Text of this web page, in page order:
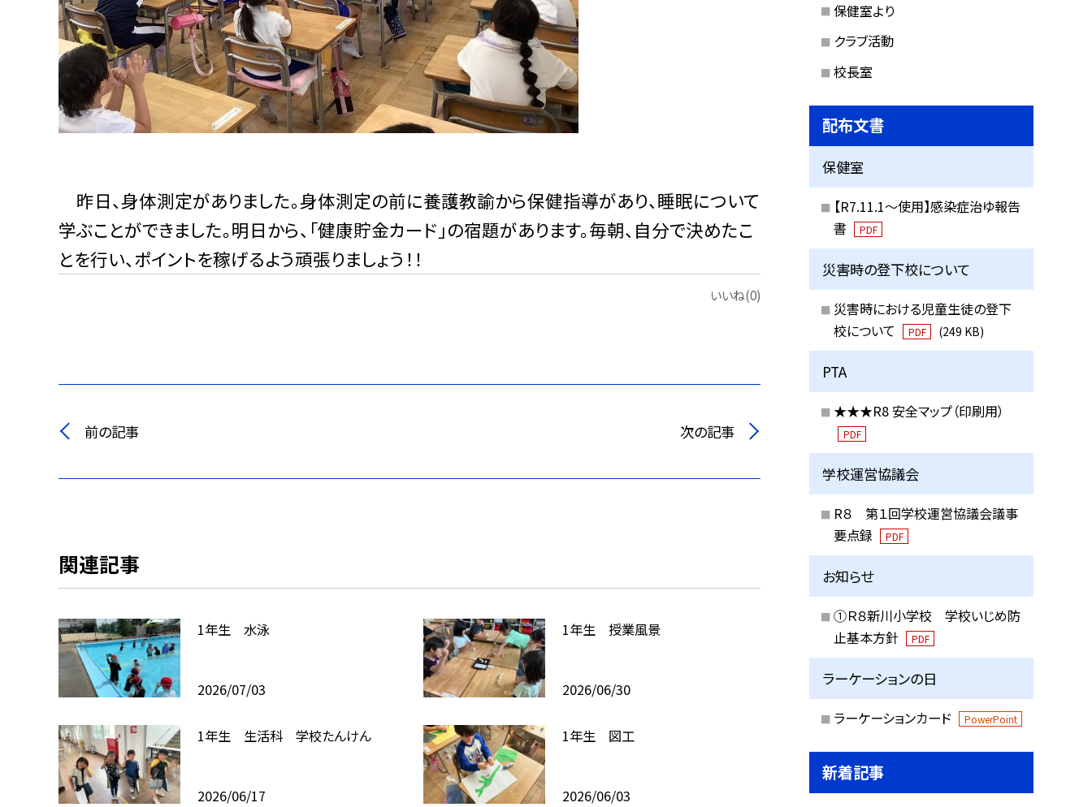
昨日、身体測定がありました。身体測定の前に養護教諭から保健指導があり、睡眠について
学ぶことができました。明日から、「健康貯金カード」の宿題があります。毎朝、自分で決めたこ
とを行い、ポイントを稼げるよう頑張りましょう！！
いいね(0)
前の記事 次の記事
関連記事
1年生 水泳
2026/07/03
1年生 授業風景
2026/06/30
1年生 生活科 学校たんけん
2026/06/17
1年生 図工
2026/06/03
保健室より
クラブ活動
校長室
配布文書
保健室
【R7.11.1～使用】感染症治ゆ報告
書
PDF
災害時の登下校について
災害時における児童生徒の登下
校について
PDF (249 KB)
PTA
★★★R8 安全マップ（印刷用）
PDF
学校運営協議会
R８ 第１回学校運営協議会議事
要点録
PDF
お知らせ
①Ｒ８新川小学校 学校いじめ防
止基本方針
PDF
ラーケーションの日
ラーケーションカード PowerPoint
新着記事